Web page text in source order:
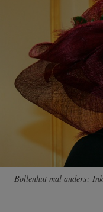
Bollenhut mal anders: